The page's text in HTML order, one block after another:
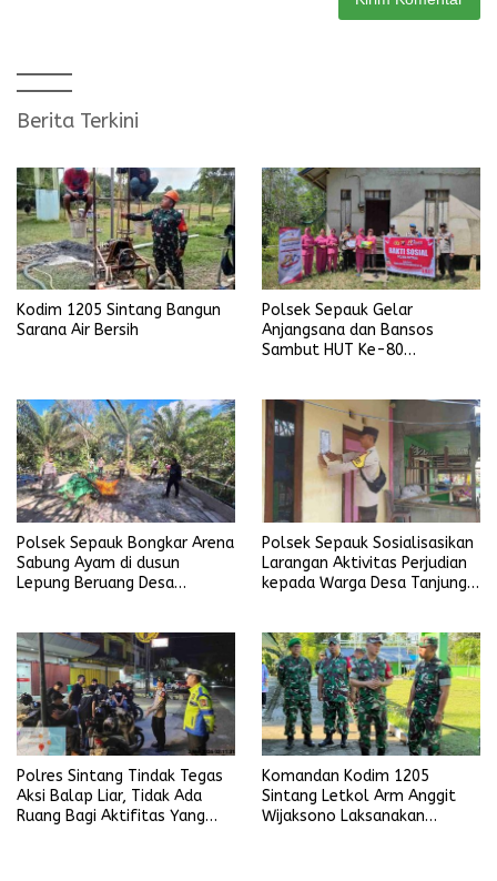
Berita Terkini
Kodim 1205 Sintang Bangun
Sarana Air Bersih
Polsek Sepauk Gelar
Anjangsana dan Bansos
Sambut HUT Ke-80
Polsek Sepauk Bongkar Arena
Sabung Ayam di dusun
Lepung Beruang Desa
Polsek Sepauk Sosialisasikan
Larangan Aktivitas Perjudian
kepada Warga Desa Tanjung
Polres Sintang Tindak Tegas
Aksi Balap Liar, Tidak Ada
Ruang Bagi Aktifitas Yang
Komandan Kodim 1205
Sintang Letkol Arm Anggit
Wijaksono Laksanakan